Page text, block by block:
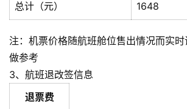
总计（元） 1648
注：机票价格随航班舱位售出情况而实
做参考
3、航班退改签信息
退票费